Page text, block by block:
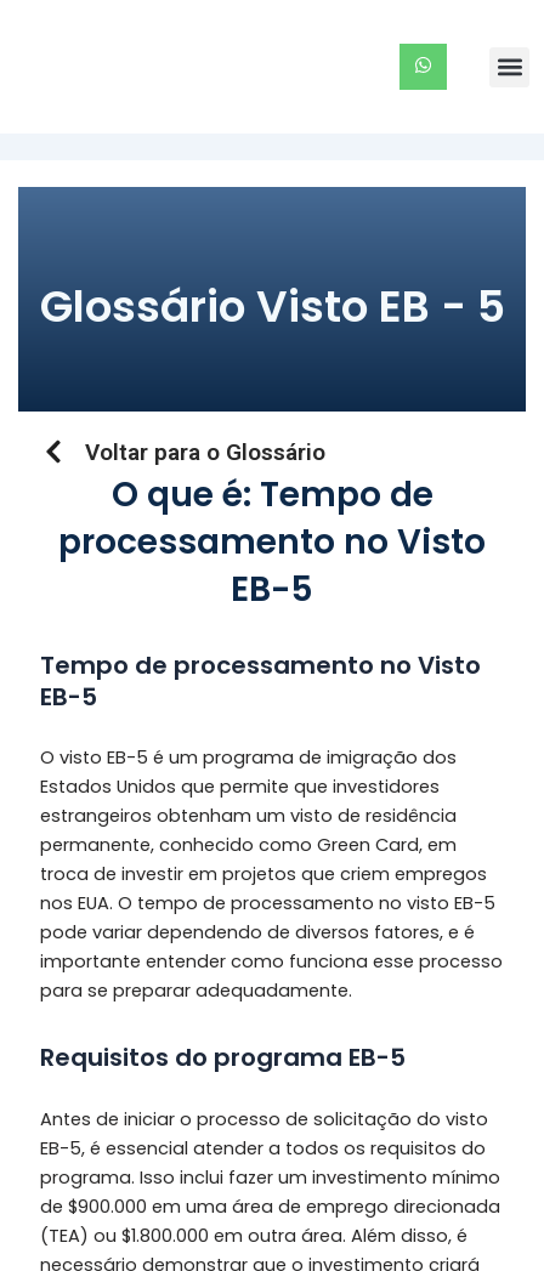
Glossário Visto EB - 5
Voltar para o Glossário
O que é: Tempo de
processamento no Visto
EB-5
Tempo de processamento no Visto
EB-5
O visto EB-5 é um programa de imigração dos
Estados Unidos que permite que investidores
estrangeiros obtenham um visto de residência
permanente, conhecido como Green Card, em
troca de investir em projetos que criem empregos
nos EUA. O tempo de processamento no visto EB-5
pode variar dependendo de diversos fatores, e é
importante entender como funciona esse processo
para se preparar adequadamente.
Requisitos do programa EB-5
Antes de iniciar o processo de solicitação do visto
EB-5, é essencial atender a todos os requisitos do
programa. Isso inclui fazer um investimento mínimo
de $900.000 em uma área de emprego direcionada
(TEA) ou $1.800.000 em outra área. Além disso, é
necessário demonstrar que o investimento criará